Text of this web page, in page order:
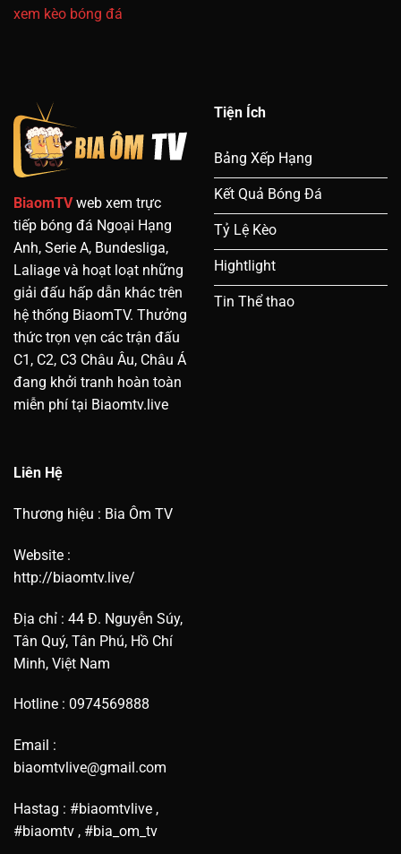
xem kèo bóng đá
BiaomTVweb xem trực
tiếp bóng đá Ngoại Hạng
Anh, Serie A, Bundesliga,
Laliage và hoạt loạt những
giải đấu hấp dẫn khác trên
hệ thống BiaomTV. Thưởng
thức trọn vẹn các trận đấu
C1, C2, C3 Châu Âu, Châu Á
đang khởi tranh hoàn toàn
miễn phí tại Biaomtv.live
Tiện Ích
Bảng Xếp Hạng
Kết Quả Bóng Đá
Tỷ Lệ Kèo
Hightlight
Tin Thể thao
Liên Hệ
Thương hiệu : Bia Ôm TV
Website :
http://biaomtv.live/
Địa chỉ : 44 Đ. Nguyễn Súy,
Tân Quý, Tân Phú, Hồ Chí
Minh, Việt Nam
Hotline : 0974569888
Email :
biaomtvlive@gmail.com
Hastag : #biaomtvlive ,
#biaomtv , #bia_om_tv